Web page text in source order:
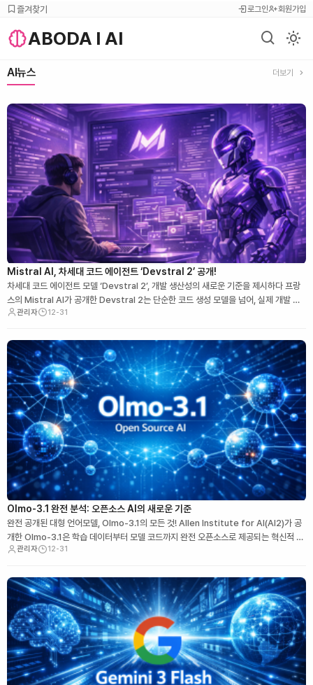
즐겨찾기 로그인 회원가입
ABODA l AI
AI뉴스 더보기
Mistral AI, 차세대 코드 에이전트 ‘Devstral 2’ 공개!
차세대 코드 에이전트 모델 ‘Devstral 2’, 개발 생산성의 새로운 기준을 제시하다 프랑
스의 Mistral AI가 공개한 Devstral 2는 단순한 코드 생성 모델을 넘어, 실제 개발 워
크플로를 이해하고 자동화할 수 있는 지능형 에이전트 모델로 주목받고 있습니다…
관리자 12-31
Olmo-3.1 완전 분석: 오픈소스 AI의 새로운 기준
완전 공개된 대형 언어모델, Olmo-3.1의 모든 것! Allen Institute for AI(AI2)가 공
개한 Olmo-3.1은 학습 데이터부터 모델 코드까지 완전 오픈소스로 제공되는 혁신적 LL
M입니다. 이 글에서는 Olmo-3.1의 기술 구조, 성능 비교, 실…
관리자 12-31